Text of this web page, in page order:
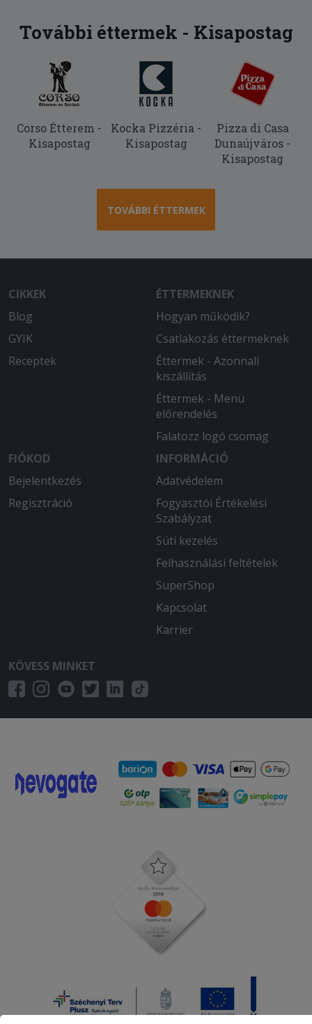
2025-10-26 - Marianna:
és udvarias.
További éttermek - Kisapostag
Corso Étterem -
Kisapostag
Kocka Pizzéria -
Kisapostag
Pizza di Casa
Dunaújváros -
Kisapostag
TOVÁBBI ÉTTERMEK
CIKKEK
Blog
GYIK
Receptek
ÉTTERMEKNEK
Hogyan működik?
Csatlakozás éttermeknek
Éttermek - Azonnali
kiszállítás
Éttermek - Menü
előrendelés
Falatozz logó csomag
FIÓKOD
Bejelentkezés
Regisztráció
INFORMÁCIÓ
Adatvédelem
Fogyasztói Értékelési
Szabályzat
Süti kezelés
Felhasználási feltételek
SuperShop
Kapcsolat
Karrier
KÖVESS MINKET